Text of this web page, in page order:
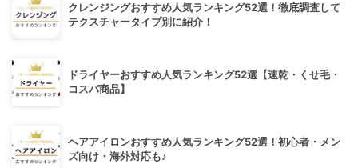
クレンジングおすすめ人気ランキング52選！徹底調査して
テクスチャータイプ別に紹介！
ドライヤーおすすめ人気ランキング52選【速乾・くせ毛・
コスパ商品】
ヘアアイロンおすすめ人気ランキング52選！初心者・メン
ズ向け・海外対応も♪